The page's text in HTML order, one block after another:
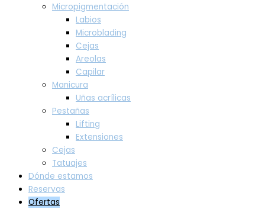
Micropigmentación
Labios
Microblading
Cejas
Areolas
Capilar
Manicura
Uñas acrílicas
Pestañas
Lifting
Extensiones
Cejas
Tatuajes
Dónde estamos
Reservas
Ofertas